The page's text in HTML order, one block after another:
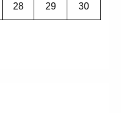
28 29 30